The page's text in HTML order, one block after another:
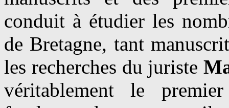
conduit à étudier les
de Bretagne, tant
les recherches du juriste
véritablement le